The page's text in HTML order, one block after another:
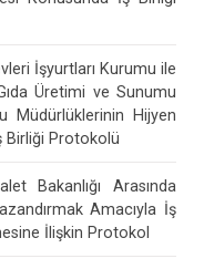
İşyurtları Kurumu ile
Üretimi ve Sunumu
Müdürlüklerinin Hijyen
Birliği Protokolü
Bakanlığı Arasında
Amacıyla İş
İlişkin Protokol